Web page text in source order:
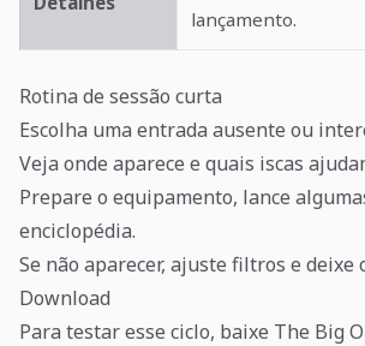
lançamento.
Rotina de sessão curta
Escolha uma entrada ausente ou
Veja onde aparece e quais iscas
Prepare o equipamento, lance
enciclopédia.
Se não aparecer, ajuste filtros e deixe
Download
Para testar esse ciclo, baixe The Big